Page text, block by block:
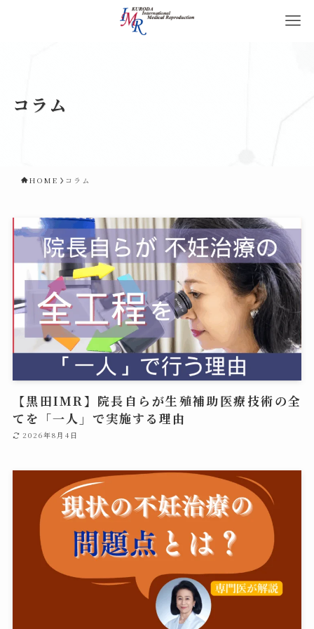
コラム
HOME コラム
【黒田IMR】院長自らが生殖補助医療技術の全
てを「一人」で実施する理由
2026年8月4日